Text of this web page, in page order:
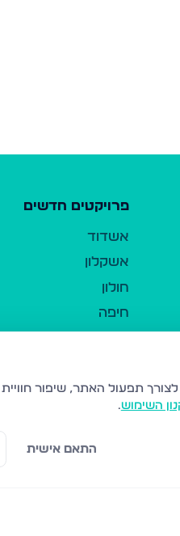
פרויקטים חדשים
אשדוד
אשקלון
חולון
חיפה
נהריה
עמנואל
השימוש.
התאם אישית